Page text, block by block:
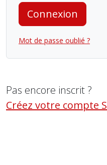
Connexion
Mot de passe oublié ?
Pas encore inscrit ?
Créez votre compte